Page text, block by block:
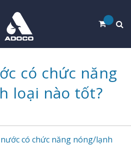
có chức năng
loại nào tốt?
nước có chức năng nóng/lạnh